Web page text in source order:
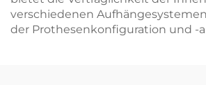
verschiedenen
der Prothesenkonfiguration und -